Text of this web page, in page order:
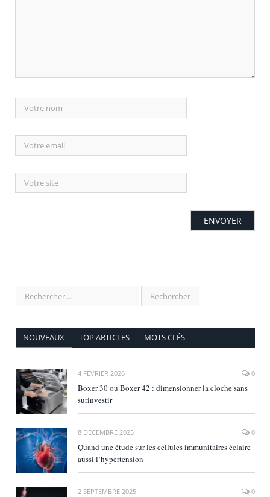
NOUVEAUX TOP ARTICLES MOTS CLÉS
4 FÉVRIER 2026 0
Boxer 30 ou Boxer 42 : dimensionner la cloche sans
surinvestir
8 DÉCEMBRE 2025 0
Quand une étude sur les cellules immunitaires éclaire
aussi l’hypertension
2 SEPTEMBRE 2025 0